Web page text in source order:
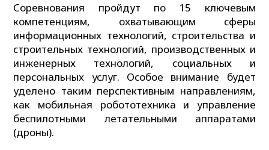
Соревнования пройдут по 15 ключевым
компетенциям, охватывающим сферы
информационных технологий, строительства и
строительных технологий, производственных и
инженерных технологий, социальных и
персональных услуг. Особое внимание будет
уделено таким перспективным направлениям,
как мобильная робототехника и управление
беспилотными летательными аппаратами
(дроны).